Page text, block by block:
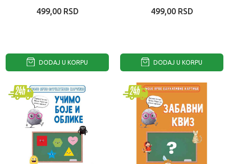
LATINICA
499,00 RSD
DODAJ U KORPU
499,00 RSD
DODAJ U KORPU